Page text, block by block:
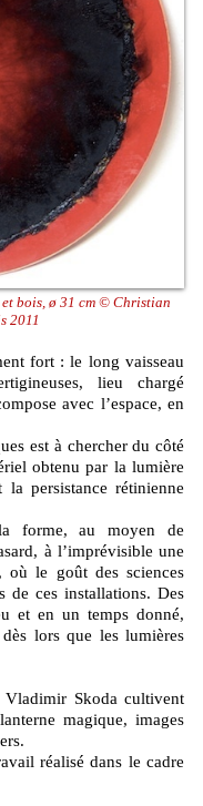
bois, ø 31 cm © Christian
2011
lieu chargé
avec l’espace, en
est à chercher du côté
obtenu par la lumière
persistance rétinienne
forme, au moyen de
à l’imprévisible une
où le goût des sciences
de ces installations. Des
et en un temps donné,
lors que les lumières
Vladimir Skoda cultivent
magique, images
réalisé dans le cadre